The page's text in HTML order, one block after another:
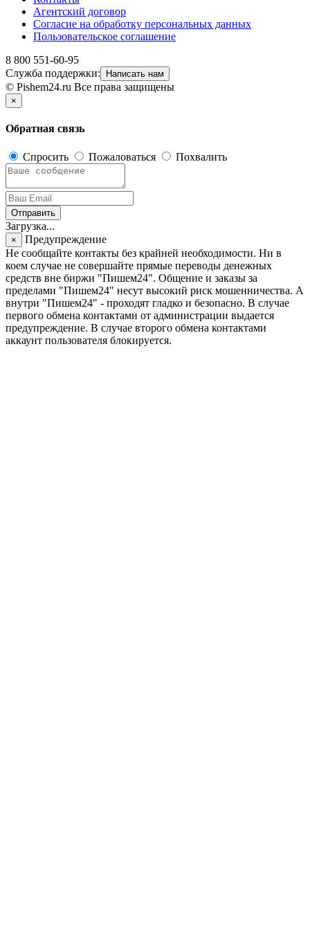
Агентский договор
Согласие на обработку персональных данных
Пользовательское соглашение
8 800 551-60-95
Служба поддержки:
Написать нам
© Pishem24.ru Все права защищены
×
Обратная связь
Спросить Пожаловаться Похвалить
Отправить
Загрузка...
×
Предупреждение
Не сообщайте контакты без крайней необходимости. Ни в
коем случае не совершайте прямые переводы денежных
средств вне биржи "Пишем24". Общение и заказы за
пределами "Пишем24" несут высокий риск мошенничества. А
внутри "Пишем24" - проходят гладко и безопасно. В случае
первого обмена контактами от администрации выдается
предупреждение. В случае второго обмена контактами
аккаунт пользователя блокируется.